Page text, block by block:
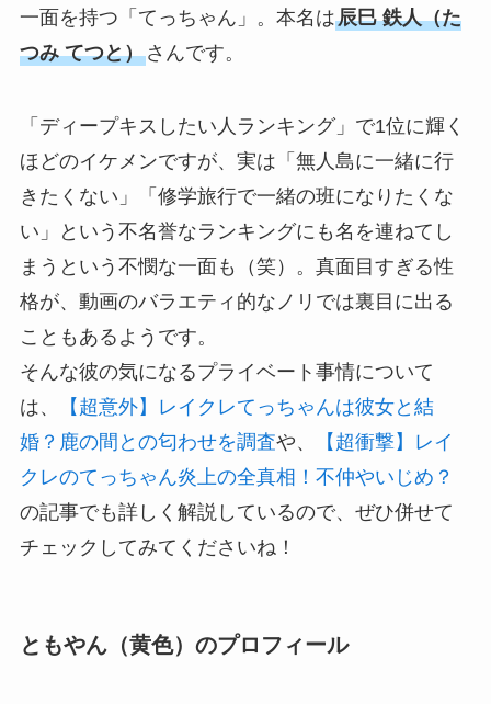
一面を持つ「てっちゃん」。本名は辰巳 鉄人（た
つみ てつと）さんです。
「ディープキスしたい人ランキング」で1位に輝く
ほどのイケメンですが、実は「無人島に一緒に行
きたくない」「修学旅行で一緒の班になりたくな
い」という不名誉なランキングにも名を連ねてし
まうという不憫な一面も（笑）。真面目すぎる性
格が、動画のバラエティ的なノリでは裏目に出る
こともあるようです。
そんな彼の気になるプライベート事情について
は、
【超意外】レイクレてっちゃんは彼女と結
婚？鹿の間との匂わせを調査や、
【超衝撃】レイ
クレのてっちゃん炎上の全真相！不仲やいじめ？
の記事でも詳しく解説しているので、ぜひ併せて
チェックしてみてくださいね！
ともやん（黄色）のプロフィール